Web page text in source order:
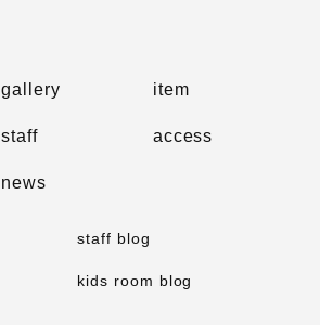
gallery item
staff access
news
staff blog
kids room blog